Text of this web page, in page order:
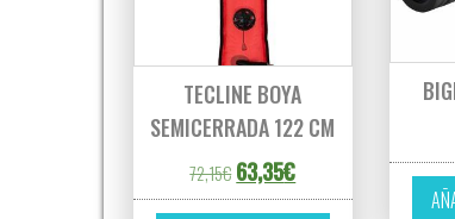
TECLINE BOYA
SEMICERRADA 122 CM
72,15€ El precio original era: 72,15€.
63,35€El precio actual es: